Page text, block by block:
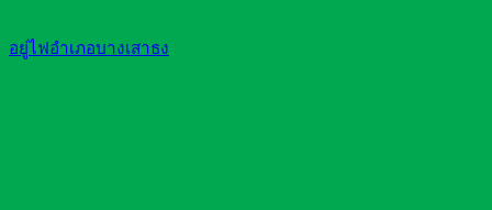
อยู่ไฟอำเภอบางเสาธง